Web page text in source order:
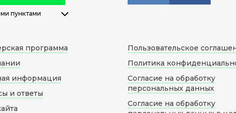
пунктами
программа
информация
и ответы
Пользовательское
Политика
Согласие на обработку
персональных данных
Согласие на обработку